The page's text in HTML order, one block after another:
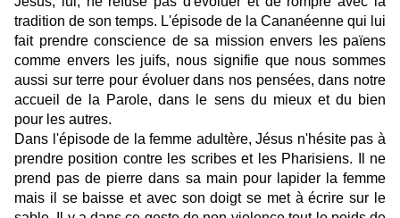
tradition de son temps. L'épisode de la Cananéenne qui lui
fait prendre conscience de sa mission envers les païens
comme envers les juifs, nous signifie que nous sommes
aussi sur terre pour évoluer dans nos pensées, dans notre
accueil de la Parole, dans le sens du mieux et du bien
pour les autres.
Dans l'épisode de la femme adultère, Jésus n'hésite pas à
prendre position contre les scribes et les Pharisiens. Il ne
prend pas de pierre dans sa main pour lapider la femme
mais il se baisse et avec son doigt se met à écrire sur le